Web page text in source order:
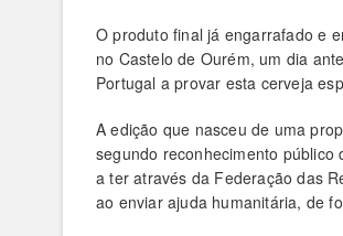
O produto final já engarrafado e
no Castelo de Ourém, um dia
Portugal a provar esta cerveja
A edição que nasceu de uma
segundo reconhecimento
a ter através da Federação das
ao enviar ajuda humanitária, de